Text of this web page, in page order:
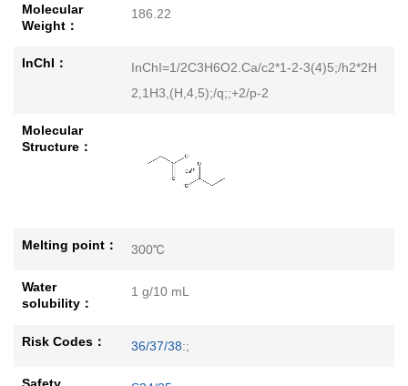
Molecular
Weight：
186.22
InChI：
InChI=1/2C3H6O2.Ca/c2*1-2-3(4)5;/h2*2H
2,1H3,(H,4,5);/q;;+2/p-2
Molecular
Structure：
Melting point： 300℃
Water
solubility：
1 g/10 mL
Risk Codes： 36/37/38:;
Safety